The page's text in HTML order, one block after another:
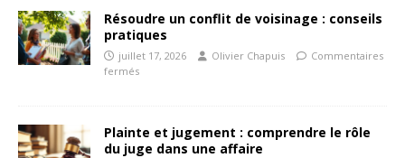
Résoudre un conflit de voisinage : conseils
pratiques
juillet 17, 2026 Olivier Chapuis
Commentaires
fermés
Plainte et jugement : comprendre le rôle
du juge dans une affaire